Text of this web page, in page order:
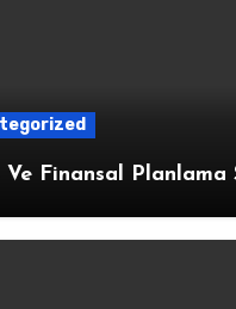
Ve Finansal Planlama